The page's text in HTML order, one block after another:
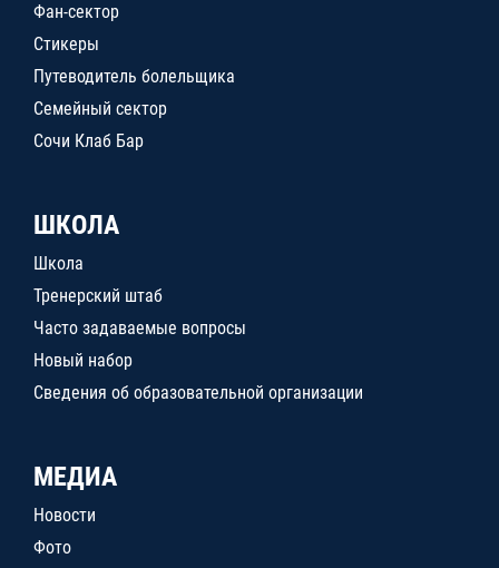
Фан-сектор
Стикеры
Путеводитель болельщика
Семейный сектор
Сочи Клаб Бар
ШКОЛА
Школа
Тренерский штаб
Часто задаваемые вопросы
Новый набор
Сведения об образовательной организации
МЕДИА
Новости
Фото